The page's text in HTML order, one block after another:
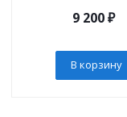
9 200₽
В корзину